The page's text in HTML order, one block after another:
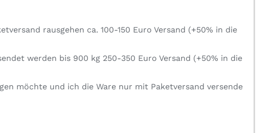
rausgehen ca. 100-150 Euro Versand (+50% in die
werden bis 900 kg 250-350 Euro Versand (+50% in die
möchte und ich die Ware nur mit Paketversand versende